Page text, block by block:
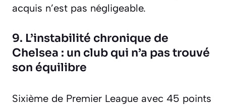
acquis n’est pas négligeable.
9. L’instabilité chronique de
Chelsea : un club qui n’a pas trouvé
son équilibre
Sixième de Premier League avec 45 points